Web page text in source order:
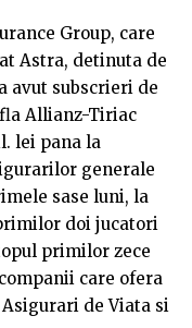
Group, care
Astra, detinuta de
avut subscrieri de
Allianz-Tiriac
lei pana la
generale
sase luni, la
doi jucatori
primilor zece
care ofera
de Viata si